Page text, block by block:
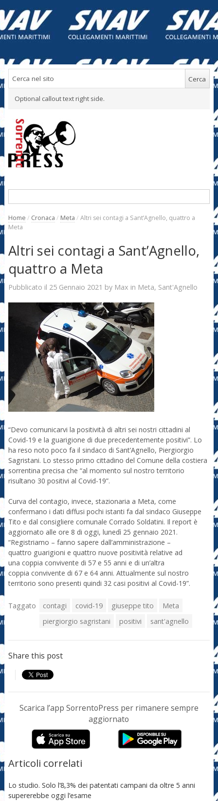
Optional callout text right side.
Home / Cronaca / Meta / Altri sei contagi a Sant’Agnello, quattro a
Meta
Altri sei contagi a Sant’Agnello,
quattro a Meta
Pubblicato il 25 Gennaio 2021 by Max in Meta, Sant'Agnello
“Devo comunicarvi la positività di altri sei nostri cittadini al
Covid-19 e la guarigione di due precedentemente positivi”. Lo
ha reso noto poco fa il sindaco di Sant’Agnello, Piergiorgio
Sagristani. Lo stesso primo cittadino del Comune della costiera
sorrentina precisa che “al momento sul nostro territorio
risultano 30 positivi al Covid-19”.
Curva del contagio, invece, stazionaria a Meta, come
confermano i dati diffusi pochi istanti fa dal sindaco Giuseppe
Tito e dal consigliere comunale Corrado Soldatini. Il report è
aggiornato alle ore 8 di oggi, lunedì 25 gennaio 2021.
“Registriamo – fanno sapere dall’amministrazione –
quattro guarigioni e quattro nuove positività relative ad
una coppia convivente di 57 e 55 anni e di un’altra
coppia convivente di 67 e 64 anni. Attualmente sul nostro
territorio sono presenti quindi 32 casi positivi al Covid-19”.
Taggato contagi covid-19 giuseppe tito
Meta
piergiorgio sagristani
positivi sant'agnello
Share this post
Scarica l’app SorrentoPress per rimanere sempre
aggiornato
Articoli correlati
Lo studio. Solo l’8,3% dei patentati campani da oltre 5 anni
supererebbe oggi l’esame